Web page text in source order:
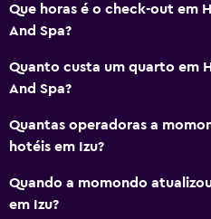
Que horas é o check-out em
And Spa?
Quanto custa um quarto em
And Spa?
Quantas operadoras a
hotéis em Izu?
Quando a momondo
em Izu?